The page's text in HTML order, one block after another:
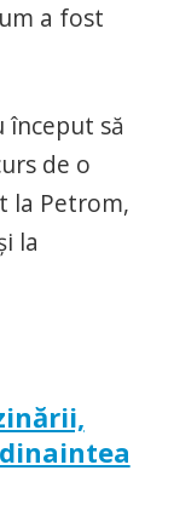
a fost
început să
de o
la Petrom,
la